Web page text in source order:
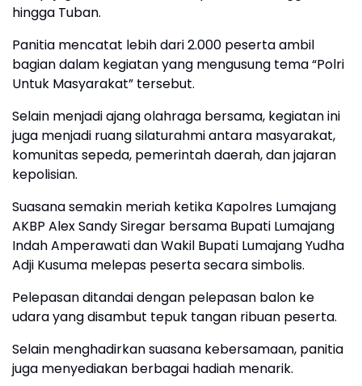
hingga Tuban.
Panitia mencatat lebih dari 2.000 peserta ambil
bagian dalam kegiatan yang mengusung tema “Polri
Untuk Masyarakat” tersebut.
Selain menjadi ajang olahraga bersama, kegiatan ini
juga menjadi ruang silaturahmi antara masyarakat,
komunitas sepeda, pemerintah daerah, dan jajaran
kepolisian.
Suasana semakin meriah ketika Kapolres Lumajang
AKBP Alex Sandy Siregar bersama Bupati Lumajang
Indah Amperawati dan Wakil Bupati Lumajang Yudha
Adji Kusuma melepas peserta secara simbolis.
Pelepasan ditandai dengan pelepasan balon ke
udara yang disambut tepuk tangan ribuan peserta.
Selain menghadirkan suasana kebersamaan, panitia
juga menyediakan berbagai hadiah menarik.